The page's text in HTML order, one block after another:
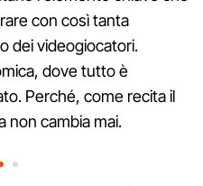
con così tanta
dei videogiocatori.
dove tutto è
Perché, come recita il
non cambia mai.